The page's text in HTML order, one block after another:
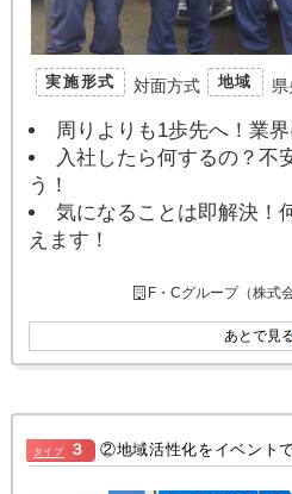
あとで見
実施形式 対面方式 地域
周りよりも1歩先へ！業
入社したら何するの？不
う！
気になることは即解決！
えます！
F・Cグループ（株式
タイプ ３ ②地域活性化をイベントで